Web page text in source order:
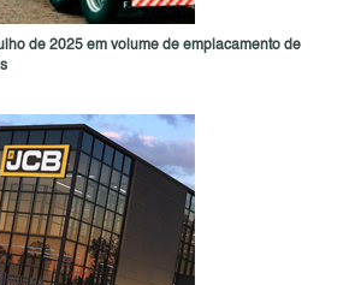
de 2025 em volume de emplacamento de